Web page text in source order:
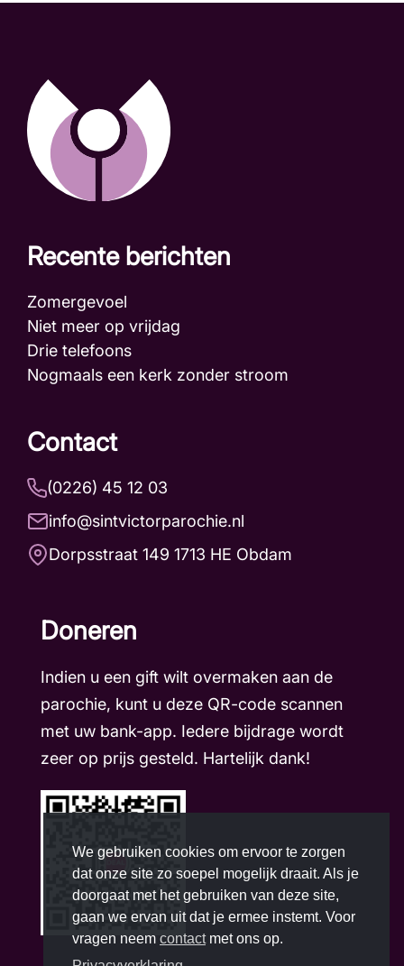
Recente berichten
Zomergevoel
Niet meer op vrijdag
Drie telefoons
Nogmaals een kerk zonder stroom
Contact
(0226) 45 12 03
info@sintvictorparochie.nl
Dorpsstraat 149 1713 HE Obdam
Doneren
Indien u een gift wilt overmaken aan de
parochie, kunt u deze QR-code scannen
met uw bank-app. Iedere bijdrage wordt
zeer op prijs gesteld. Hartelijk dank!
We gebruiken cookies om ervoor te zorgen
dat onze site zo soepel mogelijk draait. Als je
doorgaat met het gebruiken van deze site,
gaan we ervan uit dat je ermee instemt. Voor
vragen neem contactmet ons op.